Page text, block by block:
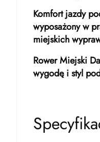
Komfort jazdy
wyposażony w
miejskich
Rower Miejski
wygodę i styl